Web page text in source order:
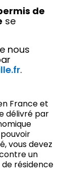
de
se
nous
.
France et
délivré par
vous devez
un
résidence